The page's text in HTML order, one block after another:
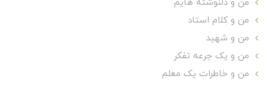
من و دلنوشته هایم
من و کلام استاد
من و شهید
من و یک جرعه تفکر
من و خاطرات یک معلم